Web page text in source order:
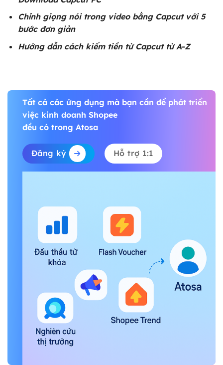
Chỉnh giọng nói trong video bằng Capcutvới 5
bước đơn giản
Hướng dẫn cách kiếm tiền từ Capcut từ A-Z
Tất cả các ứng dụng mà bạn cần để phát triển
việc kinh doanh Shopee
đều có trong Atosa
Đăng ký Hỗ trợ 1:1